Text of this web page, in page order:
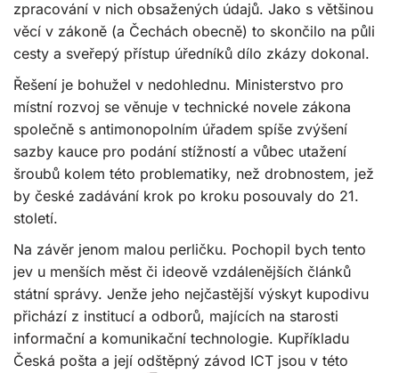
zpracování v nich obsažených údajů. Jako s většinou
věcí v zákoně (a Čechách obecně) to skončilo na půli
cesty a sveřepý přístup úředníků dílo zkázy dokonal.
Řešení je bohužel v nedohlednu. Ministerstvo pro
místní rozvoj se věnuje v technické novele zákona
společně s antimonopolním úřadem spíše zvýšení
sazby kauce pro podání stížností a vůbec utažení
šroubů kolem této problematiky, než drobnostem, jež
by české zadávání krok po kroku posouvaly do 21.
století.
Na závěr jenom malou perličku. Pochopil bych tento
jev u menších měst či ideově vzdálenějších článků
státní správy. Jenže jeho nejčastější výskyt kupodivu
přichází z institucí a odborů, majících na starosti
informační a komunikační technologie. Kupříkladu
Česká pošta a její odštěpný závod ICT jsou v této